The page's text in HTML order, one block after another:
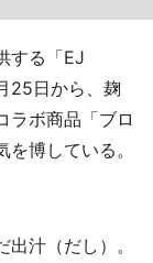
する「EJ
25日から、麹
ラボ商品「ブロ
博している。
汁（だし）。